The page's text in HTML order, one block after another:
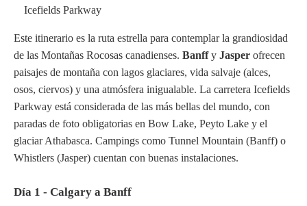
Icefields Parkway
Este itinerario es la ruta estrella para contemplar la grandiosidad
de las Montañas Rocosas canadienses. Banffy Jasper ofrecen
paisajes de montaña con lagos glaciares, vida salvaje (alces,
osos, ciervos) y una atmósfera inigualable. La carretera Icefields
Parkway está considerada de las más bellas del mundo, con
paradas de foto obligatorias en Bow Lake, Peyto Lake y el
glaciar Athabasca. Campings como Tunnel Mountain (Banff) o
Whistlers (Jasper) cuentan con buenas instalaciones.
Día 1 - Calgary a Banff